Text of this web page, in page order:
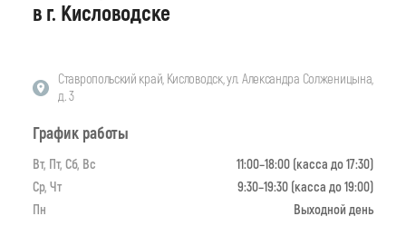
в г. Кисловодске
Ставропольский край, Кисловодск, ул. Александра Солженицына,
д. 3
График работы
Вт, Пт, Сб, Вс
11:00–18:00 (касса до 17:30)
Ср, Чт
9:30–19:30 (касса до 19:00)
Пн
Выходной день